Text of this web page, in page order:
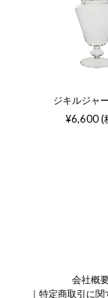
ジキルジャ
¥6,600 (
会社概
特定商取引に